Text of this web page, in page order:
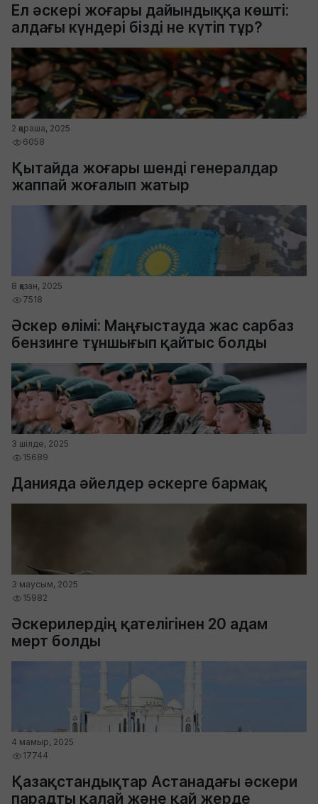
Ел әскері жоғары дайындыққа көшті:
алдағы күндері бізді не күтіп тұр?
2 қараша, 2025
6058
Қытайда жоғары шенді генералдар
жаппай жоғалып жатыр
8 қазан, 2025
7518
Әскер өлімі: Маңғыстауда жас сарбаз
бензинге тұншығып қайтыс болды
3 шілде, 2025
15689
Данияда әйелдер әскерге бармақ
3 маусым, 2025
15982
Әскерилердің қателігінен 20 адам
мерт болды
4 мамыр, 2025
17744
Қазақстандықтар Астанадағы әскери
парадты қалай және қай жерде